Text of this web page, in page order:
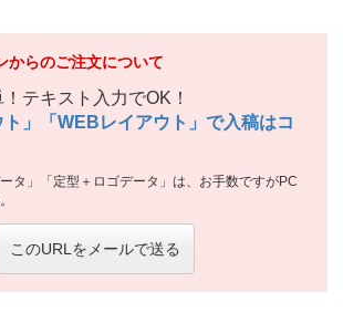
からのご注文について
テキスト入力でOK！
ト」「WEBレイアウト」で入稿はコ
タ」「定型＋ロゴデータ」は、お手数ですがPC
このURLをメールで送る